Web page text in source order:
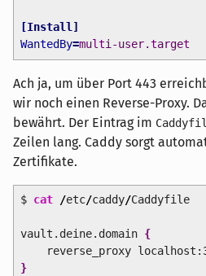
[Install ]
WantedBy=multi-user.target
Ach ja, um über Port 443
wir noch einen Reverse-Proxy.
bewährt. Der Eintrag im
Zeilen lang. Caddy sorgt
Zertifikate.
$ cat /etc/caddy/Caddyfile
vault.deine.domain {
reverse_proxy localhost:
}